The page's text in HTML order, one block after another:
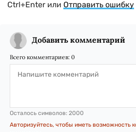
Ctrl+Enter или Отправить ошибку
Добавить комментарий
Всего комментариев: 0
Осталось символов: 2000
Авторизуйтесь, чтобы иметь возможность